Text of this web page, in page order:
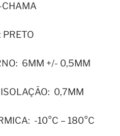
PRETO
6MM +/- 0,5MM
0,7MM
-10°C – 180°C